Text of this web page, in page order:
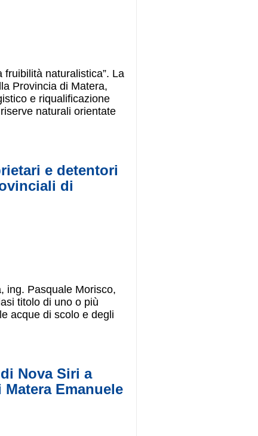
naturalistica”. La
Provincia di Matera,
e riqualificazione
naturali orientate
e detentori
di
ing. Pasquale Morisco,
titolo di uno o più
acque di scolo e degli
Nova Siri a
Emanuele